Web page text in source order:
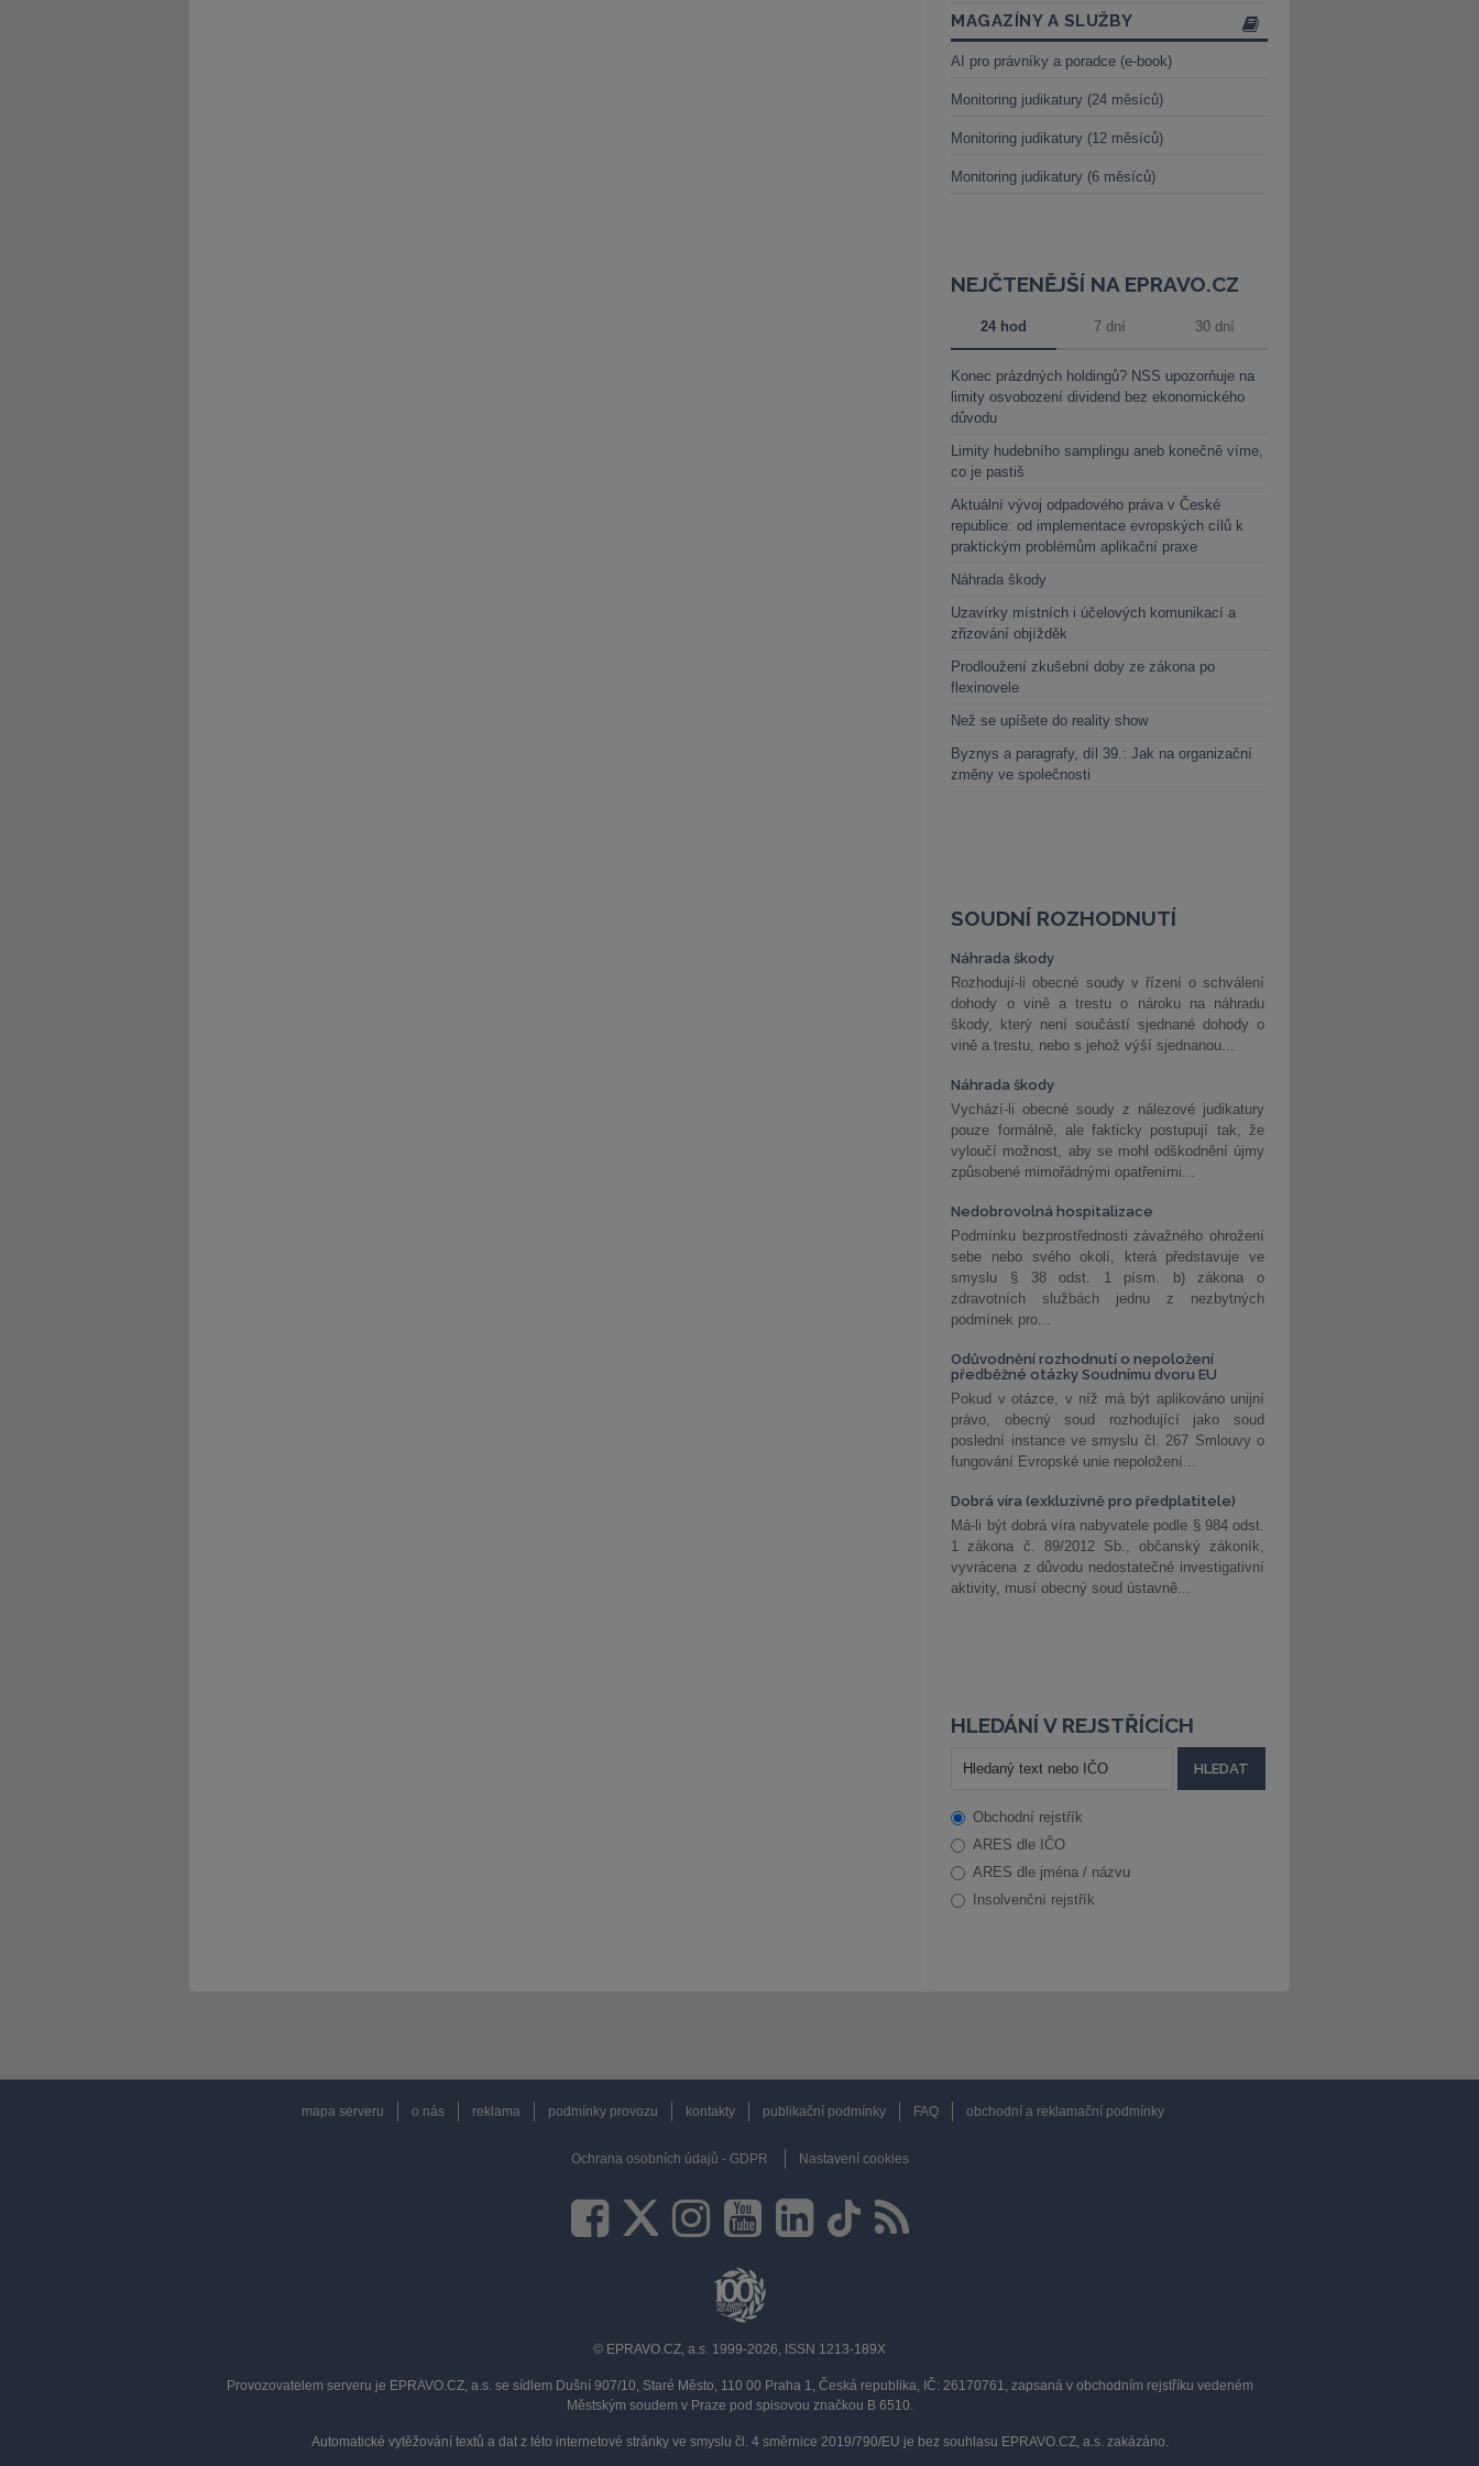
MAGAZÍNY A SLUŽBY
AI pro právníky a poradce (e-book)
Monitoring judikatury (24 měsíců)
Monitoring judikatury (12 měsíců)
Monitoring judikatury (6 měsíců)
NEJČTENĚJŠÍ NA EPRAVO.CZ
24 hod 7 dní 30 dní
Konec prázdných holdingů? NSS upozorňuje na
limity osvobození dividend bez ekonomického
důvodu
Limity hudebního samplingu aneb konečně víme,
co je pastiš
Aktuální vývoj odpadového práva v České
republice: od implementace evropských cílů k
praktickým problémům aplikační praxe
Náhrada škody
Uzavírky místních i účelových komunikací a
zřizování objížděk
Prodloužení zkušební doby ze zákona po
flexinovele
Než se upíšete do reality show
Byznys a paragrafy, díl 39.: Jak na organizační
změny ve společnosti
SOUDNÍ ROZHODNUTÍ
Náhrada škody
Rozhodují-li obecné soudy v řízení o schválení
dohody o vině a trestu o nároku na náhradu
škody, který není součástí sjednané dohody o
vině a trestu, nebo s jehož výší sjednanou...
Náhrada škody
Vychází-li obecné soudy z nálezové judikatury
pouze formálně, ale fakticky postupují tak, že
vyloučí možnost, aby se mohl odškodnění újmy
způsobené mimořádnými opatřeními...
Nedobrovolná hospitalizace
Podmínku bezprostřednosti závažného ohrožení
sebe nebo svého okolí, která představuje ve
smyslu § 38 odst. 1 písm. b) zákona o
zdravotních službách jednu z nezbytných
podmínek pro...
Odůvodnění rozhodnutí o nepoložení
předběžné otázky Soudnímu dvoru EU
Pokud v otázce, v níž má být aplikováno unijní
právo, obecný soud rozhodující jako soud
poslední instance ve smyslu čl. 267 Smlouvy o
fungování Evropské unie nepoložení...
Dobrá víra (exkluzivně pro předplatitele)
Má-li být dobrá víra nabyvatele podle § 984 odst.
1 zákona č. 89/2012 Sb., občanský zákoník,
vyvrácena z důvodu nedostatečné investigativní
aktivity, musí obecný soud ústavně...
HLEDÁNÍ V REJSTŘÍCÍCH
Obchodní rejstřík
ARES dle IČO
ARES dle jména / názvu
Insolvenční rejstřík
mapa serveru o nás reklama podmínky provozu kontakty publikační podmínky FAQ obchodní a reklamační podmínky
Ochrana osobních údajů - GDPR Nastavení cookies
© EPRAVO.CZ, a.s. 1999-2026, ISSN 1213-189X
Provozovatelem serveru je EPRAVO.CZ, a.s. se sídlem Dušní 907/10, Staré Město, 110 00 Praha 1, Česká republika, IČ: 26170761, zapsaná v obchodním rejstříku vedeném
Městským soudem v Praze pod spisovou značkou B 6510.
Automatické vytěžování textů a dat z této internetové stránky ve smyslu čl. 4 směrnice 2019/790/EU je bez souhlasu EPRAVO.CZ, a.s. zakázáno.